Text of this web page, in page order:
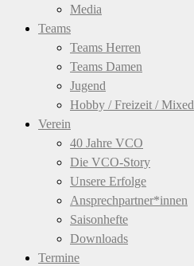
Media
Teams
Teams Herren
Teams Damen
Jugend
Hobby / Freizeit / Mixed
Verein
40 Jahre VCO
Die VCO-Story
Unsere Erfolge
Ansprechpartner*innen
Saisonhefte
Downloads
Termine